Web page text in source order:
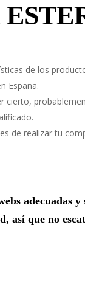
de los
España.
cierto,
de realizar tu
adecuadas y
así que no